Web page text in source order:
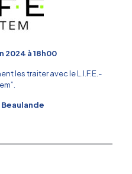
2024 à 18h00
les traiter avec le L.I.F.E.-
Beaulande